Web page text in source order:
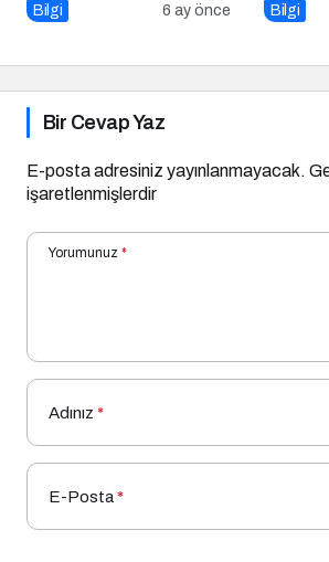
Bir Cevap Yaz
işaretlenmişlerdir
Yorumunuz*